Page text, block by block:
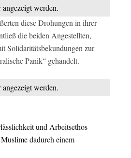
werden.
diese Drohungen in ihrer
die beiden Angestellten,
Solidaritätsbekundungen zur
Panik“ gehandelt.
werden.
und Arbeitsethos
dadurch einem